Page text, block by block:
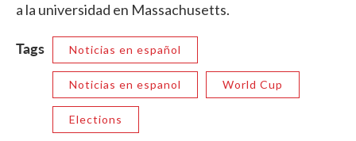
a la universidad en Massachusetts.
Tags Noticias en español
Noticias en espanol World Cup
Elections